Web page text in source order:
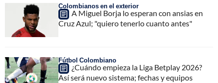
Colombianos en el exterior
A Miguel Borja lo esperan con ansias en
Cruz Azul; "quiero tenerlo cuanto antes"
Fútbol Colombiano
¿Cuándo empieza la Liga Betplay 2026?
Así será nuevo sistema; fechas y equipos